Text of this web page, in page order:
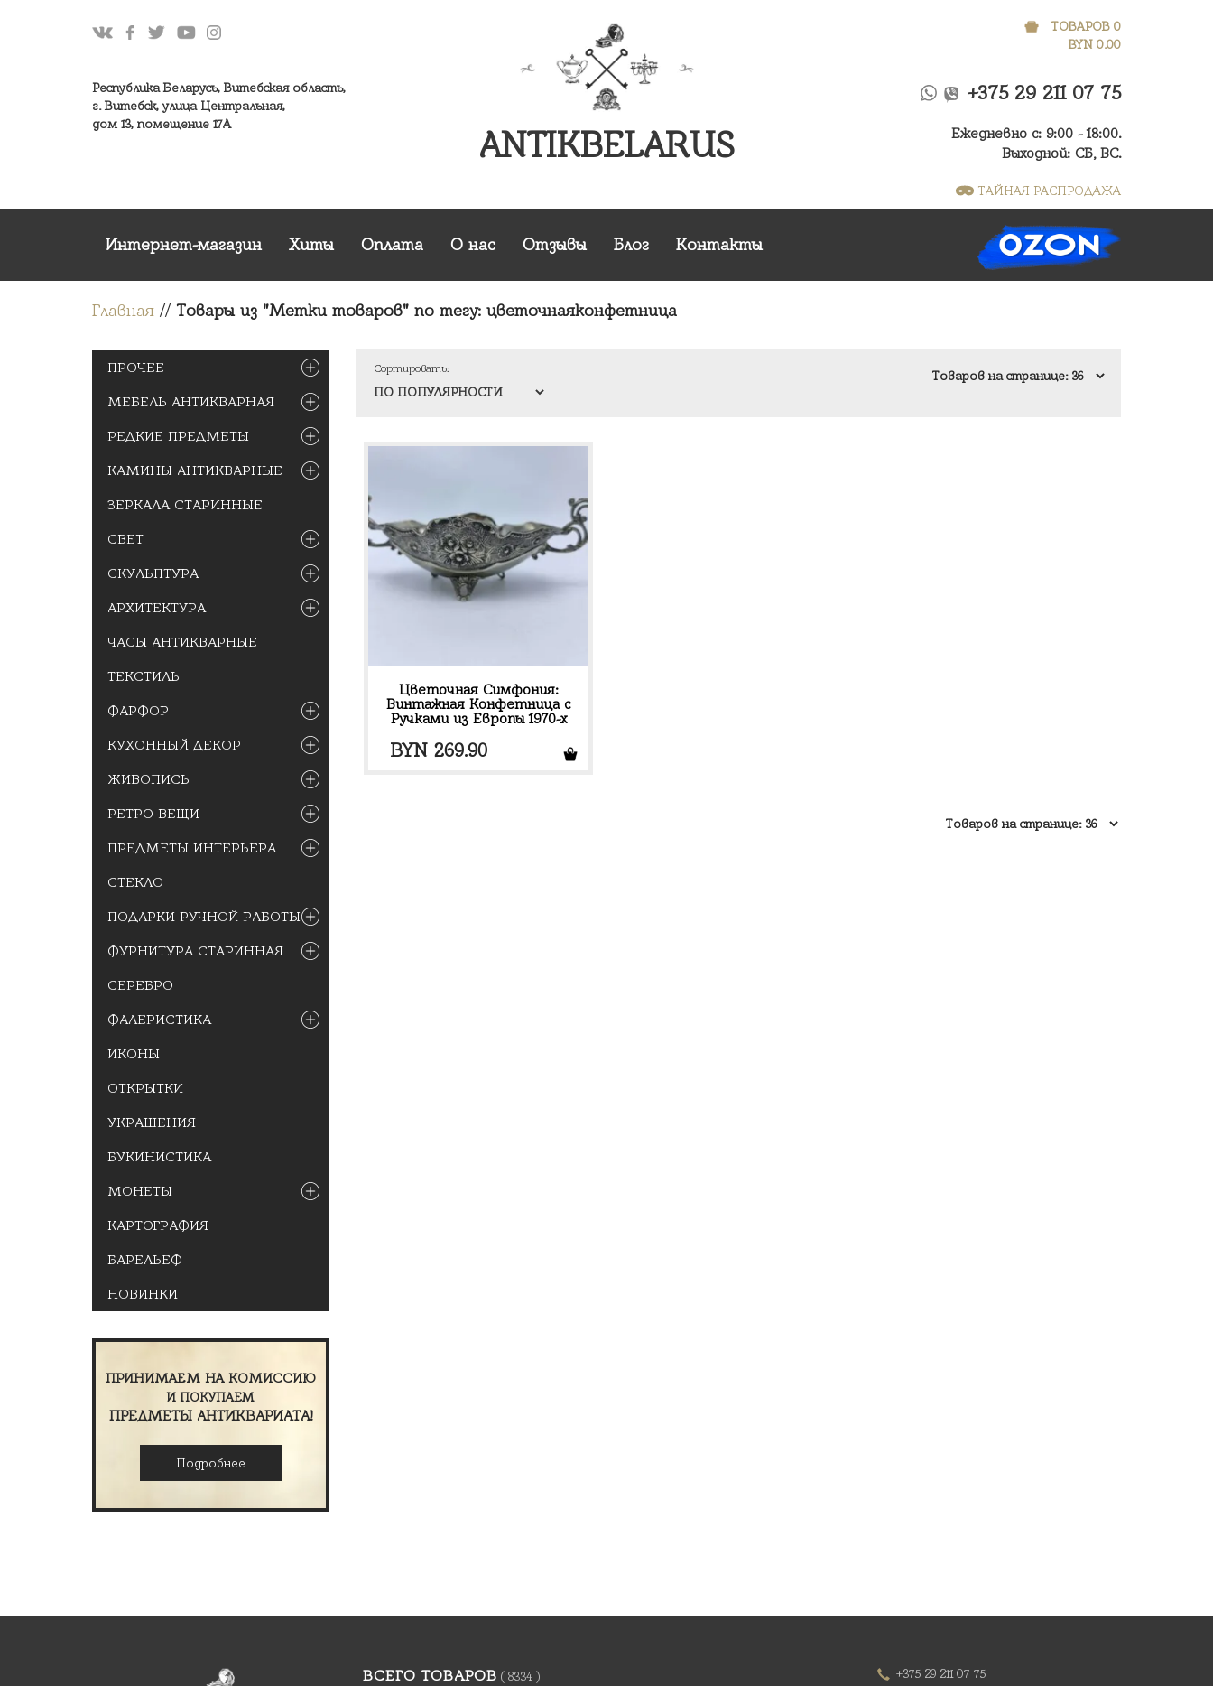
Республика Беларусь, Витебская область,
г. Витебск, улица Центральная,
дом 13, помещение 17А
ANTIKBELARUS
ТОВАРОВ 0
BYN 0.00
+375 29 211 07 75
Ежедневно с: 9:00 - 18:00.
Выходной: СБ, ВС.
ТАЙНАЯ РАСПРОДАЖА
Интернет-магазин Хиты Оплата О нас Отзывы Блог Контакты
Главная // Товары из "Метки товаров" по тегу: цветочнаяконфетница
ПРОЧЕЕ
МЕБЕЛЬ АНТИКВАРНАЯ
РЕДКИЕ ПРЕДМЕТЫ
КАМИНЫ АНТИКВАРНЫЕ
ЗЕРКАЛА СТАРИННЫЕ
СВЕТ
СКУЛЬПТУРА
АРХИТЕКТУРА
ЧАСЫ АНТИКВАРНЫЕ
ТЕКСТИЛЬ
ФАРФОР
КУХОННЫЙ ДЕКОР
ЖИВОПИСЬ
РЕТРО-ВЕЩИ
ПРЕДМЕТЫ ИНТЕРЬЕРА
СТЕКЛО
ПОДАРКИ РУЧНОЙ РАБОТЫ
ФУРНИТУРА СТАРИННАЯ
СЕРЕБРО
ФАЛЕРИСТИКА
ИКОНЫ
ОТКРЫТКИ
УКРАШЕНИЯ
БУКИНИСТИКА
МОНЕТЫ
КАРТОГРАФИЯ
БАРЕЛЬЕФ
НОВИНКИ
ПРИНИМАЕМ НА КОМИССИЮ
И ПОКУПАЕМ
ПРЕДМЕТЫ АНТИКВАРИАТА!
Подробнее
Сортировать:
Цветочная Симфония:
Винтажная Конфетница с
Ручками из Европы 1970-х
BYN269.90
ВСЕГО ТОВАРОВ ( 8334 )
+375 29 211 07 75